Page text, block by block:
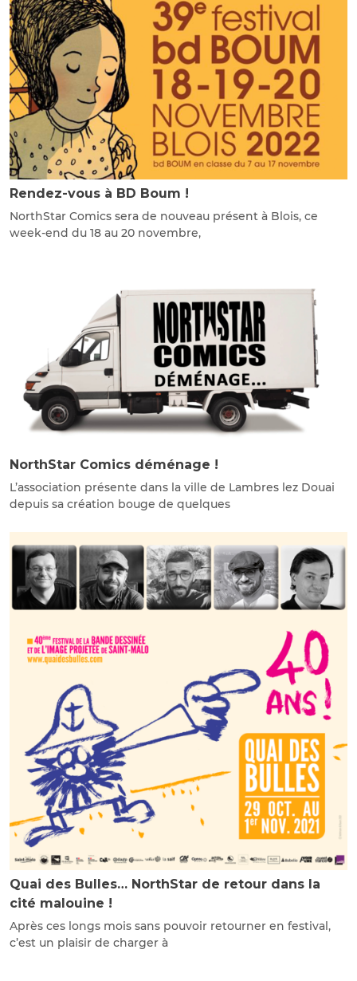
Rendez-vous à BD Boum !
NorthStar Comics sera de nouveau présent à Blois, ce
week-end du 18 au 20 novembre,
NorthStar Comics déménage !
L’association présente dans la ville de Lambres lez Douai
depuis sa création bouge de quelques
Quai des Bulles… NorthStar de retour dans la
cité malouine !
Après ces longs mois sans pouvoir retourner en festival,
c’est un plaisir de charger à